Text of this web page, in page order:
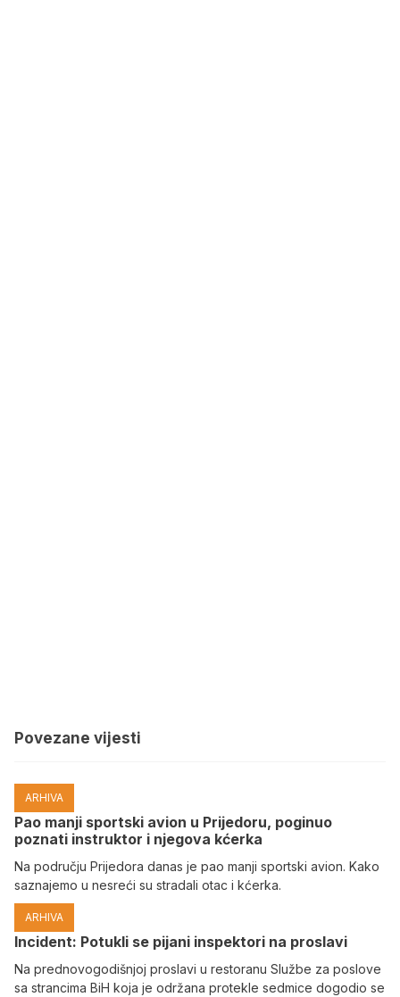
Povezane vijesti
ARHIVA
Pao manji sportski avion u Prijedoru, poginuo
poznati instruktor i njegova kćerka
Na području Prijedora danas je pao manji sportski avion. Kako
saznajemo u nesreći su stradali otac i kćerka.
ARHIVA
Incident: Potukli se pijani inspektori na proslavi
Na prednovogodišnjoj proslavi u restoranu Službe za poslove
sa strancima BiH koja je održana protekle sedmice dogodio se